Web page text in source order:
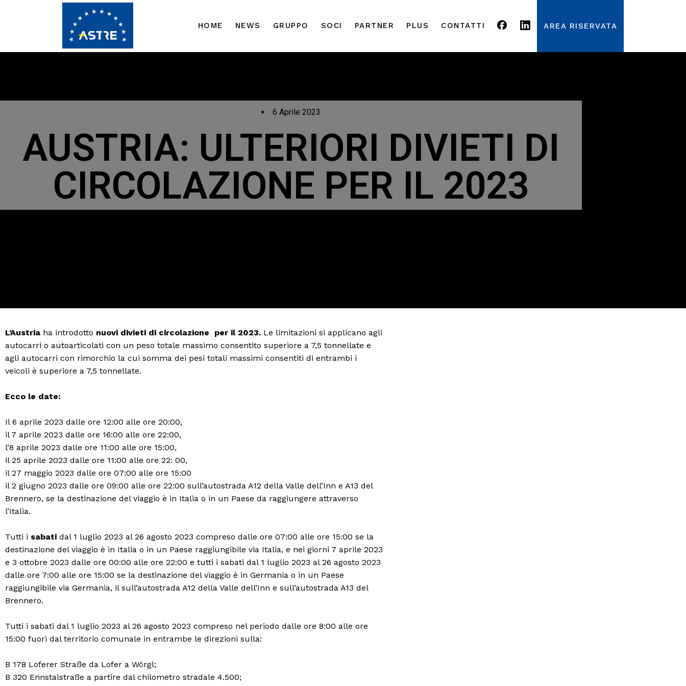
HOME NEWS GRUPPO SOCI PARTNER PLUS CONTATTI AREA RISERVATA
6 Aprile 2023
AUSTRIA: ULTERIORI DIVIETI DI
CIRCOLAZIONE PER IL 2023
L’Austria ha introdotto nuovi divieti di circolazione per il 2023. Le limitazioni si applicano agli
autocarri o autoarticolati con un peso totale massimo consentito superiore a 7,5 tonnellate e
agli autocarri con rimorchio la cui somma dei pesi totali massimi consentiti di entrambi i
veicoli è superiore a 7,5 tonnellate.
Ecco le date:
Il 6 aprile 2023 dalle ore 12:00 alle ore 20:00,
il 7 aprile 2023 dalle ore 16:00 alle ore 22:00,
l’8 aprile 2023 dalle ore 11:00 alle ore 15:00,
il 25 aprile 2023 dalle ore 11:00 alle ore 22: 00,
il 27 maggio 2023 dalle ore 07:00 alle ore 15:00
il 2 giugno 2023 dalle ore 09:00 alle ore 22:00 sull’autostrada A12 della Valle dell’Inn e A13 del
Brennero, se la destinazione del viaggio è in Italia o in un Paese da raggiungere attraverso
l’Italia.
Tutti i sabati dal 1 luglio 2023 al 26 agosto 2023 compreso dalle ore 07:00 alle ore 15:00 se la
destinazione del viaggio è in Italia o in un Paese raggiungibile via Italia, e nei giorni 7 aprile 2023
e 3 ottobre 2023 dalle ore 00:00 alle ore 22:00 e tutti i sabati dal 1 luglio 2023 al 26 agosto 2023
dalle ore 7:00 alle ore 15:00 se la destinazione del viaggio è in Germania o in un Paese
raggiungibile via Germania, il sull’autostrada A12 della Valle dell’Inn e sull’autostrada A13 del
Brennero.
Tutti i sabati dal 1 luglio 2023 al 26 agosto 2023 compreso nel periodo dalle ore 8:00 alle ore
15:00 fuori dal territorio comunale in entrambe le direzioni sulla:
B 178 Loferer Straße da Lofer a Wörgl;
B 320 Ennstalstraße a partire dal chilometro stradale 4.500;